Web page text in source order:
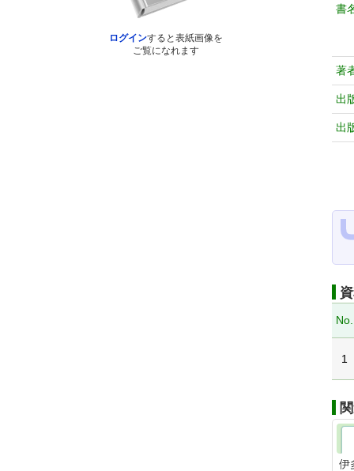
ログインすると表紙画像を
ご覧になれます
書
著
出
出
No.
1
伊